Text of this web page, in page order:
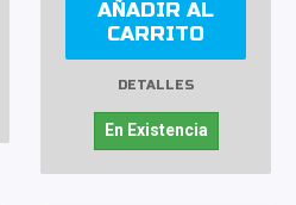
AÑADIR AL
CARRITO
DETALLES
En Existencia